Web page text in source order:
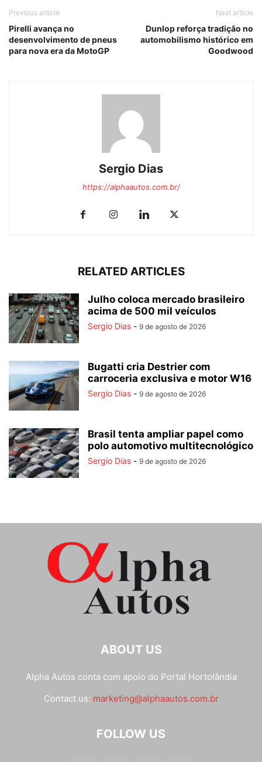
Previous article
Pirelli avança no
desenvolvimento de pneus
para nova era da MotoGP
Next article
Dunlop reforça tradição no
automobilismo histórico em
Goodwood
Sergio Dias
https://alphaautos.com.br/
RELATED ARTICLES
Julho coloca mercado brasileiro
acima de 500 mil veículos
Sergio Dias - 9 de agosto de 2026
Bugatti cria Destrier com
carroceria exclusiva e motor W16
Sergio Dias - 9 de agosto de 2026
Brasil tenta ampliar papel como
polo automotivo multitecnológico
Sergio Dias - 9 de agosto de 2026
ABOUT US
Alpha Autos conta com apoio do Portal Hortolândia
Contact us: marketing@alphaautos.com.br
FOLLOW US